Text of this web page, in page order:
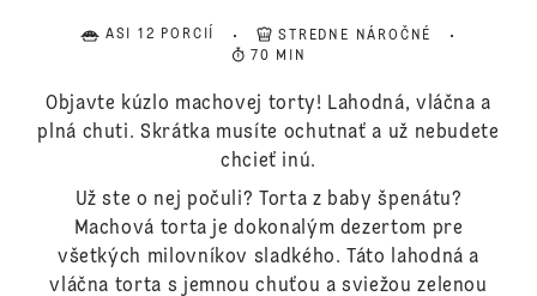
ASI 12 PORCIÍ
STREDNE NÁROČNÉ
70 MIN
Objavte kúzlo machovej torty! Lahodná, vláčna a
plná chuti. Skrátka musíte ochutnať a už nebudete
chcieť inú.
Už ste o nej počuli? Torta z baby špenátu?
Machová torta je dokonalým dezertom pre
všetkých milovníkov sladkého. Táto lahodná a
vláčna torta s jemnou chuťou a sviežou zelenou